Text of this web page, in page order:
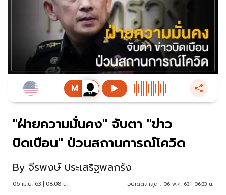
"ฝ่ายความมั่นคง" จับตา "ข่าว
บิดเบือน" ป่วนสถานการณ์โควิด
By จีรพงษ์ ประเสริฐพลกรัง
06 เม.ย. 63 | 08:08 น. อัปเดตล่าสุด : 06 พ.ค. 63 | 06:33 น.